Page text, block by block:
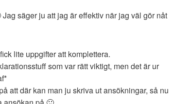
säger ju att jag är effektiv när jag väl gör nåt
lite uppgifter att komplettera.
som var rätt viktigt, men det är ur
att där kan man ju skriva ut ansökningar, så nu